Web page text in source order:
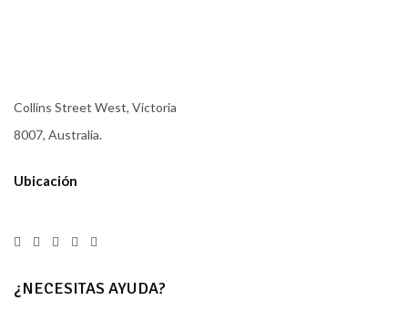
Collins Street West, Victoria
8007, Australia.
Ubicación
¿NECESITAS AYUDA?